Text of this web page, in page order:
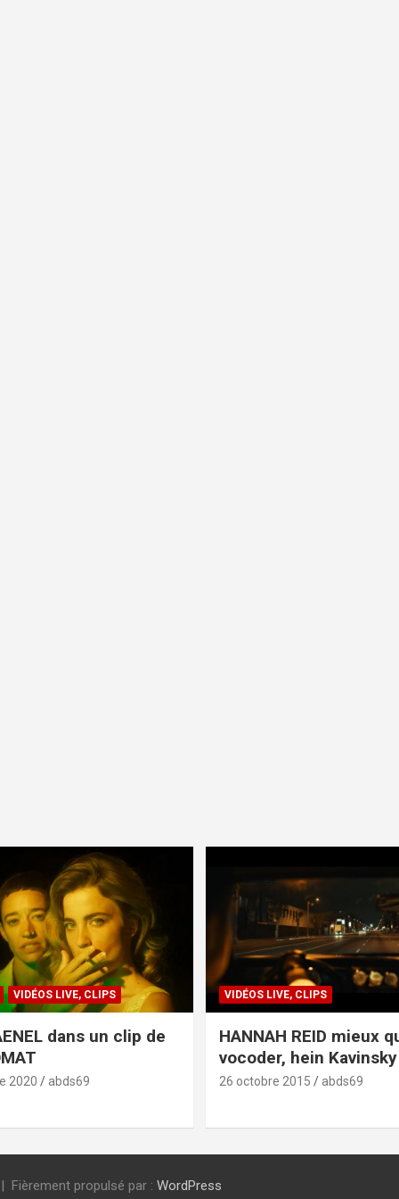
VIDÉOS LIVE, CLIPS
dans un clip de
2020 abds69
VIDÉOS LIVE, CLIPS
HANNAH REID mieux
vocoder, hein Kavinsky
26 octobre 2015 abds69
Fièrement propulsé par : WordPress